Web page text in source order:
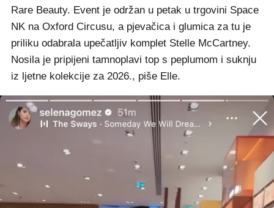
Rare Beauty. Event je održan u petak u trgovini Space
NK na Oxford Circusu, a pjevačica i glumica za tu je
priliku odabrala upečatljiv komplet Stelle McCartney.
Nosila je pripijeni tamnoplavi top s peplumom i suknju
iz ljetne kolekcije za 2026., piše Elle.